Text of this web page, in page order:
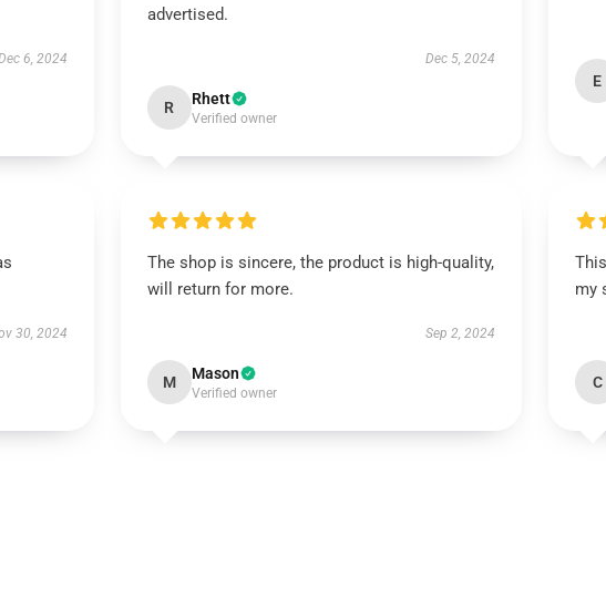
6, 2024
advertised.
Dec 5, 2024
R Rhett
Verified owner
E
30, 2024
The shop is sincere, the product is high-quality,
will return for more.
Sep 2, 2024
M Mason
Verified owner
my
C